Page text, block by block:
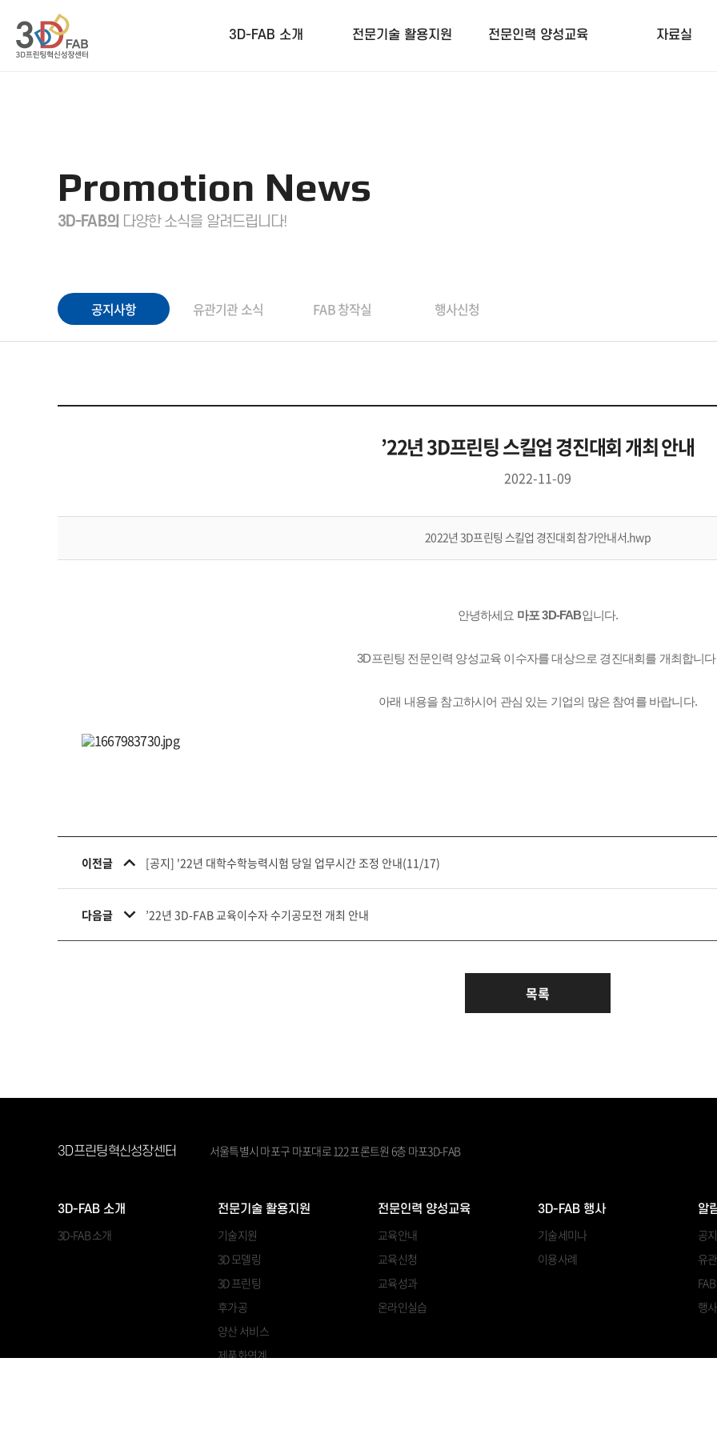
3D-FAB 소개 전문기술 활용지원 전문인력 양성교육 자료실
Promotion News
3D-FAB의 다양한 소식을 알려드립니다!
공지사항 유관기관 소식 FAB 창작실 행사신청
’22년 3D프린팅 스킬업 경진대회 개최 안내
2022-11-09
2022년 3D프린팅 스킬업 경진대회 참가안내서.hwp
안녕하세요 마포 3D-FAB입니다.
3D프린팅 전문인력 양성교육 이수자를 대상으로 경진대회를 개최합니
아래 내용을 참고하시어 관심 있는 기업의 많은 참여를 바랍니다.
이전글 [공지] '22년 대학수학능력시험 당일 업무시간 조정 안내(11/17)
다음글 ’22년 3D-FAB 교육이수자 수기공모전 개최 안내
목록
3D프린팅혁신성장센터 서울특별시 마포구 마포대로 122 프론트원 6층 마포3D-FAB
3D-FAB 소개
3D-FAB 소개
전문기술 활용지원
기술지원
3D 모델링
3D 프린팅
후가공
양산 서비스
제품화연계
전문인력 양성교육
교육안내
교육신청
교육성과
온라인실습
3D-FAB 행사
기술세미나
이용사례
알
공
유
행